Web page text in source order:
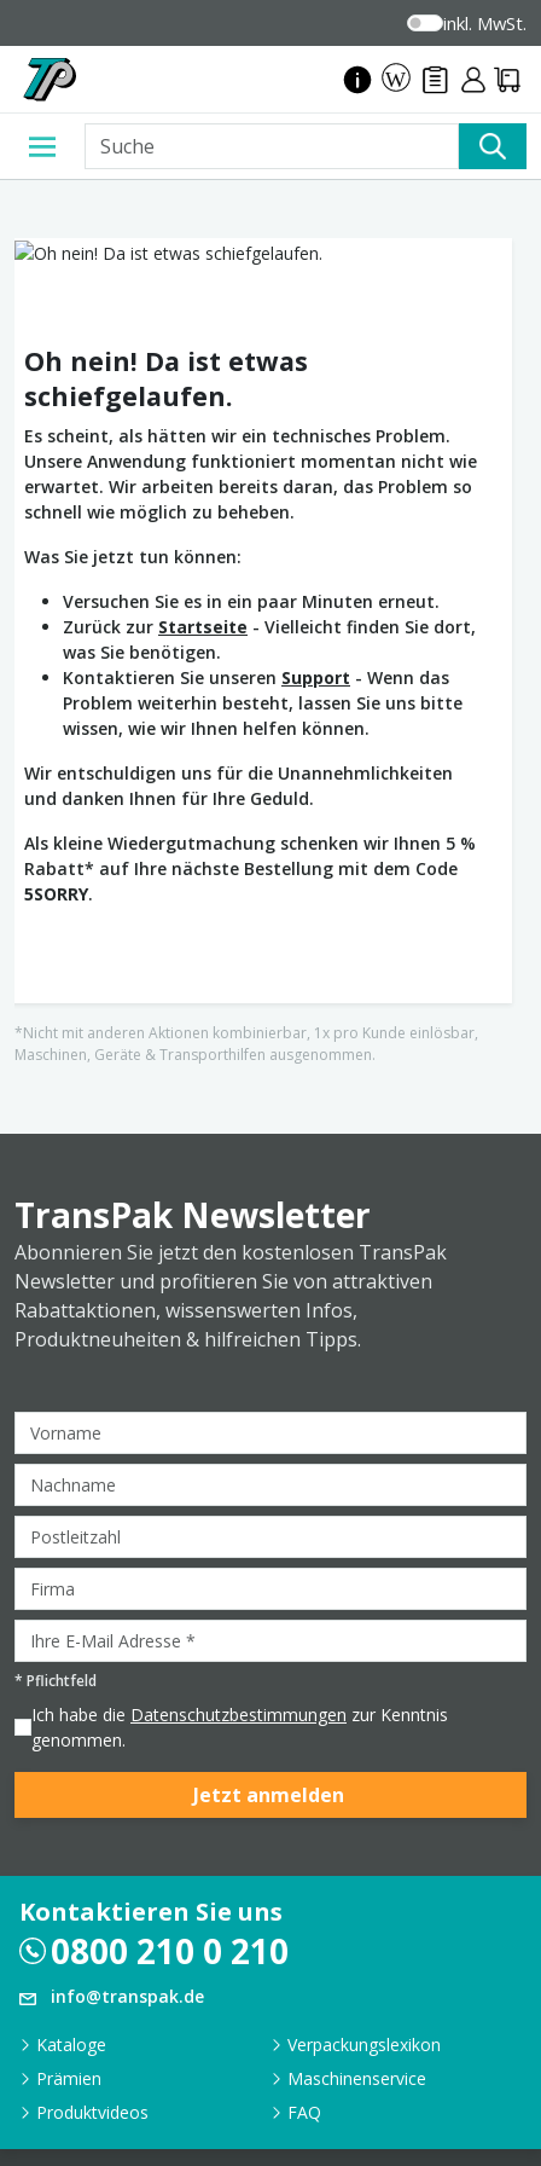
inkl. MwSt.
Oh nein! Da ist etwas
schiefgelaufen.
Es scheint, als hätten wir ein technisches Problem.
Unsere Anwendung funktioniert momentan nicht wie
erwartet. Wir arbeiten bereits daran, das Problem so
schnell wie möglich zu beheben.
Was Sie jetzt tun können:
Versuchen Sie es in ein paar Minuten erneut.
Zurück zur Startseite - Vielleicht finden Sie dort,
was Sie benötigen.
Kontaktieren Sie unseren Support - Wenn das
Problem weiterhin besteht, lassen Sie uns bitte
wissen, wie wir Ihnen helfen können.
Wir entschuldigen uns für die Unannehmlichkeiten
und danken Ihnen für Ihre Geduld.
Als kleine Wiedergutmachung schenken wir Ihnen 5 %
Rabatt* auf Ihre nächste Bestellung mit dem Code
5SORRY.
*Nicht mit anderen Aktionen kombinierbar, 1x pro Kunde einlösbar,
Maschinen, Geräte & Transporthilfen ausgenommen.
TransPak Newsletter
Abonnieren Sie jetzt den kostenlosen TransPak
Newsletter und profitieren Sie von attraktiven
Rabattaktionen, wissenswerten Infos,
Produktneuheiten & hilfreichen Tipps.
* Pflichtfeld
Ich habe die Datenschutzbestimmungen zur Kenntnis
genommen.
Jetzt anmelden
Kontaktieren Sie uns
0800 210 0 210
info@transpak.de
Kataloge
Verpackungslexikon
Prämien
Maschinenservice
Produktvideos
FAQ